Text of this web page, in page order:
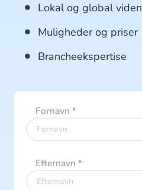
Lokal og global viden
Muligheder og priser
Brancheekspertise
Fornavn *
Efternavn *